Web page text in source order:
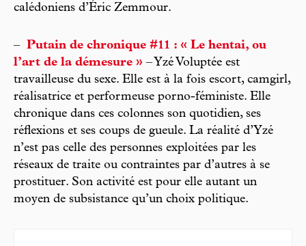
calédoniens d’Éric Zemmour.
– Putain de chronique #11 : « Le hentai, ou
l’art de la démesure » – Yzé Voluptée est
travailleuse du sexe. Elle est à la fois escort, camgirl,
réalisatrice et performeuse porno-féministe. Elle
chronique dans ces colonnes son quotidien, ses
réflexions et ses coups de gueule. La réalité d’Yzé
n’est pas celle des personnes exploitées par les
réseaux de traite ou contraintes par d’autres à se
prostituer. Son activité est pour elle autant un
moyen de subsistance qu’un choix politique.